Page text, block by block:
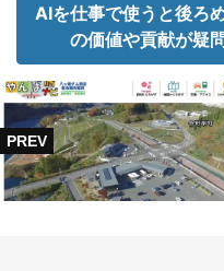
AIを仕事で使うと後ろ
の価値や貢献が疑